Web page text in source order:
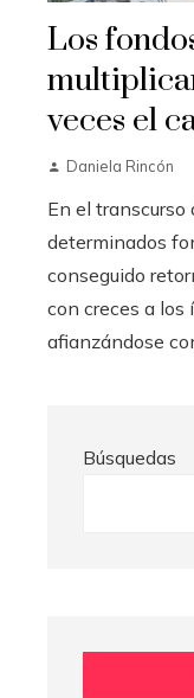
Los
veces el
Daniela Rincón
En el transcurso
determinados
conseguido
con creces a los
afianzándose
Búsquedas